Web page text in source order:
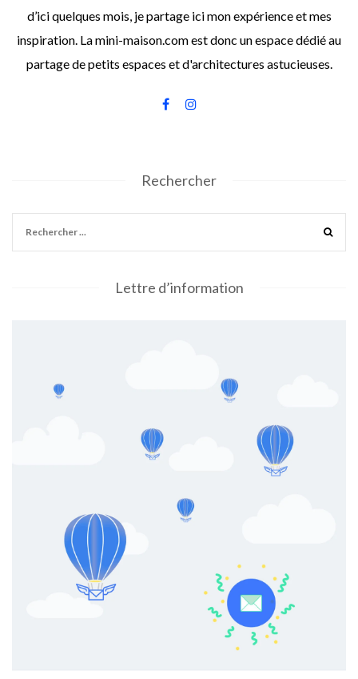
d’ici quelques mois, je partage ici mon expérience et mes
inspiration. La mini-maison.com est donc un espace dédié au
partage de petits espaces et d'architectures astucieuses.
Rechercher
Lettre d’information